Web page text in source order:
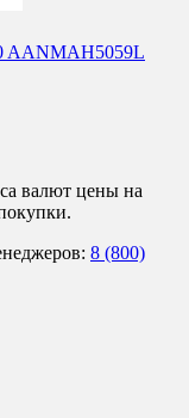
AANMAH5059L
валют цены на
8 (800)